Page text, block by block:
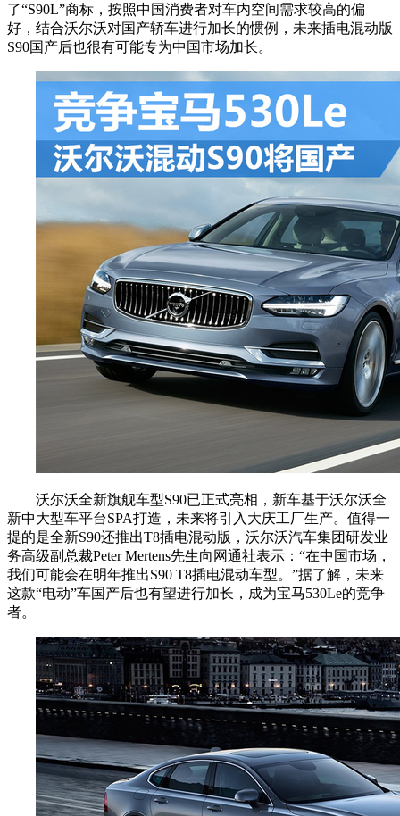
了“S90L”商标，按照中国消费者对车内空间需求较高的偏
好，结合沃尔沃对国产轿车进行加长的惯例，未来插电混动版
S90国产后也很有可能专为中国市场加长。
沃尔沃全新旗舰车型S90已正式亮相，新车基于沃尔沃全
新中大型车平台SPA打造，未来将引入大庆工厂生产。值得一
提的是全新S90还推出T8插电混动版，沃尔沃汽车集团研发业
务高级副总裁Peter Mertens先生向网通社表示：“在中国市场，
我们可能会在明年推出S90 T8插电混动车型。”据了解，未来
这款“电动”车国产后也有望进行加长，成为宝马530Le的竞争
者。